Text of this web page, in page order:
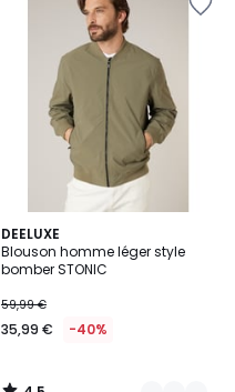
DEELUXE
Blouson homme léger style
bomber STONIC
59,99 €
35,99 € -40%
4,5
/ 5
2
Couleurs